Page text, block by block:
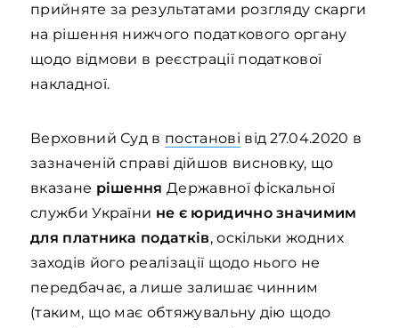
прийняте за результатами розгляду скарги
на рішення нижчого податкового органу
щодо відмови в реєстрації податкової
накладної.
Верховний Суд в постанові від 27.04.2020 в
зазначеній справі дійшов висновку, що
вказане рішенняДержавної фіскальної
служби України не є юридично значимим
для платника податків, оскільки жодних
заходів його реалізації щодо нього не
передбачає, а лише залишає чинним
(таким, що має обтяжувальну дію щодо